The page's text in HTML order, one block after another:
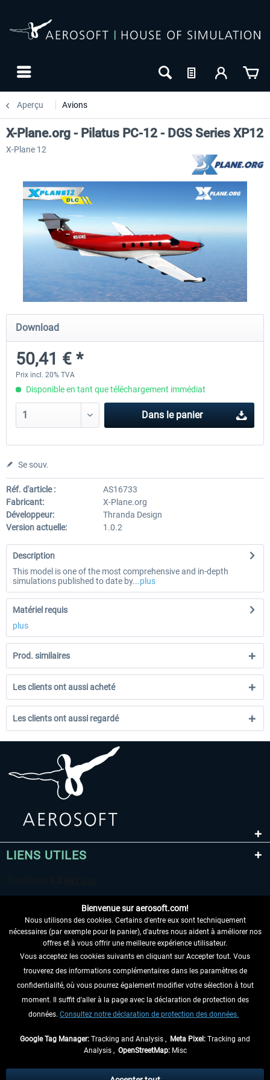
Aperçu Avions
X-Plane.org - King Air 350 XP12
54,41 € *
X-Plane.org - Cessna 172M
X-Plane.org - Pilatus PC-12 - DGS Series XP12
X-Plane 12
Download
50,41 € *
Prix incl. 20% TVA
Disponible en tant que téléchargement immédiat
Dans le panier
Se souv.
Réf. d'article :
AS16733
Fabricant:
X-Plane.org
Développeur:
Thranda Design
Version actuelle:
1.0.2
Description
This model is one of the most comprehensive and in-depth
simulations published to date by...plus
Matériel requis
plus
Prod. similaires
Les clients ont aussi acheté
Les clients ont aussi regardé
LIENS UTILES
RENONCER AU CONTRAT ICI
INFORMATIONS
NE MANQUEZ PAS LES DERNIÈRES
échéant, frais de remboursement, si aucune description contraire.
Bienvenue sur aerosoft.com!
Nous utilisons des cookies. Certains d'entre eux sont techniquement
nécessaires (par exemple pour le panier), d'autres nous aident à améliorer nos
offres et à vous offrir une meilleure expérience utilisateur.
Vous acceptez les cookies suivants en cliquant sur Accepter tout. Vous
trouverez des informations complémentaires dans les paramètres de
confidentialité, où vous pourrez également modifier votre sélection à tout
moment. Il suffit d'aller à la page avec la déclaration de protection des
données. Consultez notre déclaration de protection des données.
Google Tag Manager: Tracking and Analysis , Meta Pixel: Tracking and
Analysis , OpenStreetMap:Misc